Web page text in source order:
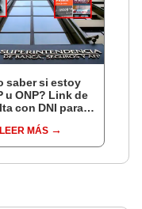
saber si estoy
u ONP? Link de
con DNI para
estás
LEER MÁS